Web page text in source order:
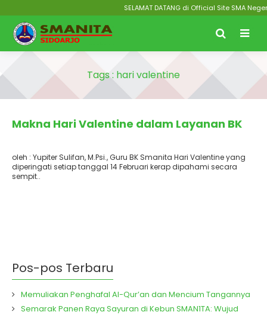
SELAMAT DATANG di Official Site SMA
Tags : hari valentine
Makna Hari Valentine dalam Layanan BK
oleh : Yupiter Sulifan, M.Psi., Guru BK Smanita Hari Valentine yang
diperingati setiap tanggal 14 Februari kerap dipahami secara
sempit..
Pos-pos Terbaru
Memuliakan Penghafal Al-Qur’an dan Mencium Tangannya
Semarak Panen Raya Sayuran di Kebun SMAN1TA: Wujud